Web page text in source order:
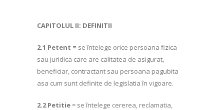
CAPITOLUL II: DEFINITII
2.1 Petent = se întelege orice persoana fizica
sau juridica care are calitatea de asigurat,
beneficiar, contractant sau persoana pagubita
asa cum sunt definite de legislatia în vigoare.
2.2 Petitie= se întelege cererea, reclamatia,